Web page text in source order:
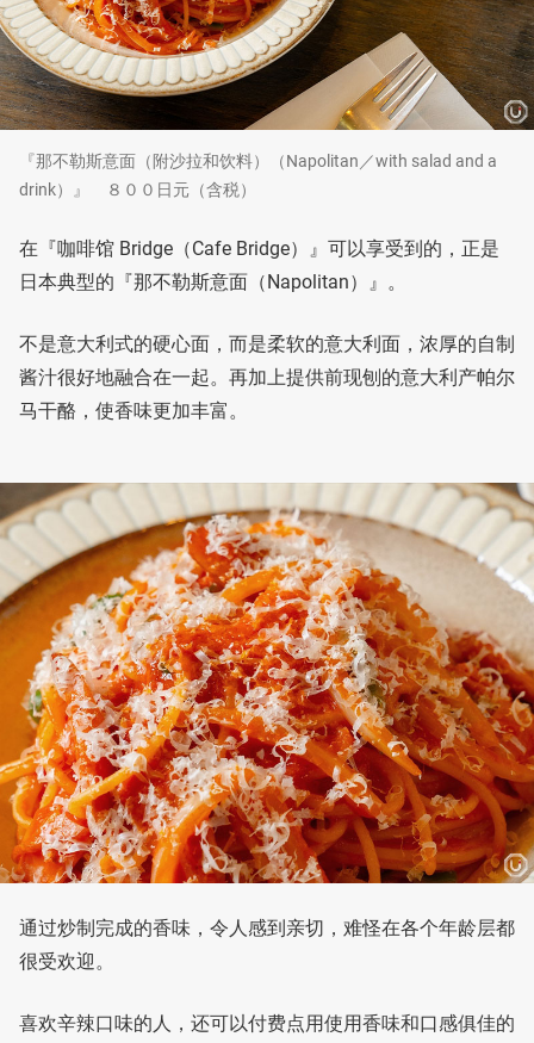
『那不勒斯意面（附沙拉和饮料）（Napolitan／with salad and a
drink）』 ８００日元（含税）
在『咖啡馆 Bridge（Cafe Bridge）』可以享受到的，正是
日本典型的『那不勒斯意面（Napolitan）』。
不是意大利式的硬心面，而是柔软的意大利面，浓厚的自制
酱汁很好地融合在一起。再加上提供前现刨的意大利产帕尔
马干酪，使香味更加丰富。
通过炒制完成的香味，令人感到亲切，难怪在各个年龄层都
很受欢迎。
喜欢辛辣口味的人，还可以付费点用使用香味和口感俱佳的